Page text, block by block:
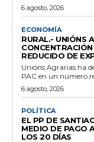
6 agosto, 2026
ECONOMÍA
RURAL.- UNIÓNS
REDUCIDO DE
Unións Agrarias ha
PAC en un número
6 agosto, 2026
POLÍTICA
EL PP DE
MEDIO DE PAGO
LOS 20 DÍAS